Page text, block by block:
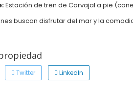
Estación de tren de Carvajal a pie
buscan disfrutar del mar y la
Twitter LinkedIn